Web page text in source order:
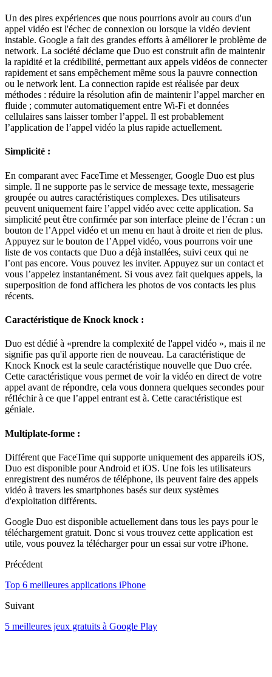
Un des pires expériences que nous pourrions avoir au cours d'un
appel vidéo est l'échec de connexion ou lorsque la vidéo devient
instable. Google a fait des grandes efforts à améliorer le problème de
network. La société déclame que Duo est construit afin de maintenir
la rapidité et la crédibilité, permettant aux appels vidéos de connecter
rapidement et sans empêchement même sous la pauvre connection
ou le network lent. La connection rapide est réalisée par deux
méthodes : réduire la résolution afin de maintenir l’appel marcher en
fluide ; commuter automatiquement entre Wi-Fi et données
cellulaires sans laisser tomber l’appel. Il est probablement
l’application de l’appel vidéo la plus rapide actuellement.
Simplicité :
En comparant avec FaceTime et Messenger, Google Duo est plus
simple. Il ne supporte pas le service de message texte, messagerie
groupée ou autres caractéristiques complexes. Des utilisateurs
peuvent uniquement faire l’appel vidéo avec cette application. Sa
simplicité peut être confirmée par son interface pleine de l’écran : un
bouton de l’Appel vidéo et un menu en haut à droite et rien de plus.
Appuyez sur le bouton de l’Appel vidéo, vous pourrons voir une
liste de vos contacts que Duo a déjà installées, suivi ceux qui ne
l’ont pas encore. Vous pouvez les inviter. Appuyez sur un contact et
vous l’appelez instantanément. Si vous avez fait quelques appels, la
superposition de fond affichera les photos de vos contacts les plus
récents.
Caractéristique de Knock knock :
Duo est dédié à «prendre la complexité de l'appel vidéo », mais il ne
signifie pas qu'il apporte rien de nouveau. La caractéristique de
Knock Knock est la seule caractéristique nouvelle que Duo crée.
Cette caractéristique vous permet de voir la vidéo en direct de votre
appel avant de répondre, cela vous donnera quelques secondes pour
réfléchir à ce que l’appel entrant est à. Cette caractéristique est
géniale.
Multiplate-forme :
Différent que FaceTime qui supporte uniquement des appareils iOS,
Duo est disponible pour Android et iOS. Une fois les utilisateurs
enregistrent des numéros de téléphone, ils peuvent faire des appels
vidéo à travers les smartphones basés sur deux systèmes
d'exploitation différents.
Google Duo est disponible actuellement dans tous les pays pour le
téléchargement gratuit. Donc si vous trouvez cette application est
utile, vous pouvez la télécharger pour un essai sur votre iPhone.
Précédent
Top 6 meilleures applications iPhone
Suivant
5 meilleures jeux gratuits à Google Play